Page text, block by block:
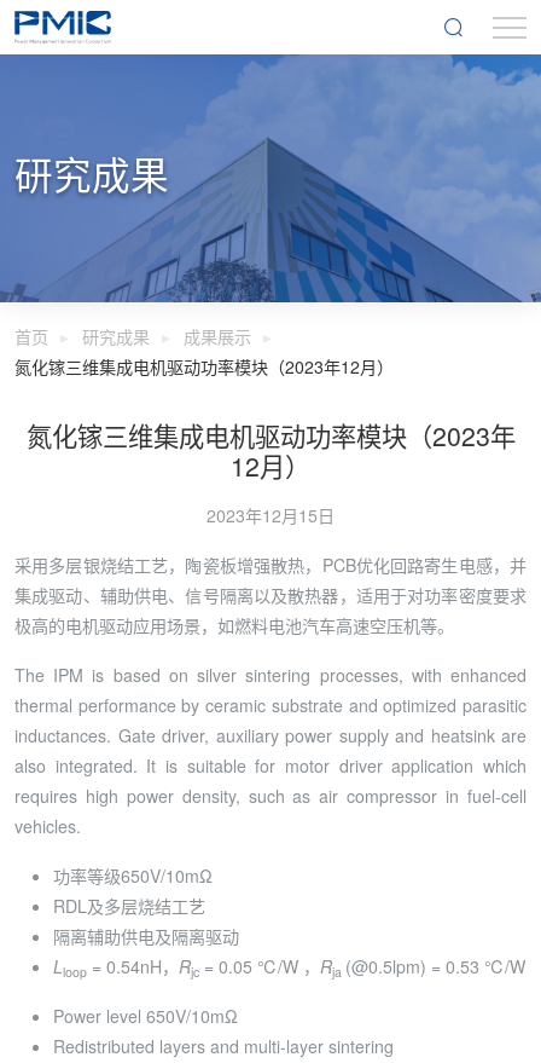
研究成果
首页 研究成果
成果展示
氮化镓三维集成电机驱动功率模块（2023年12月）
氮化镓三维集成电机驱动功率模块（2023年
12月）
2023年12月15日
采用多层银烧结工艺，陶瓷板增强散热，PCB优化回路寄生电感，并
集成驱动、辅助供电、信号隔离以及散热器，适用于对功率密度要求
极高的电机驱动应用场景，如燃料电池汽车高速空压机等。
The IPM is based on silver sintering processes, with enhanced
thermal performance by ceramic substrate and optimized parasitic
inductances. Gate driver, auxiliary power supply and heatsink are
also integrated. It is suitable for motor driver application which
requires high power density, such as air compressor in fuel-cell
vehicles.
功率等级650V/10mΩ
RDL及多层烧结工艺
隔离辅助供电及隔离驱动
Lloop = 0.54nH， Rjc = 0.05 ℃/W ， Rja (@0.5lpm) = 0.53 ℃/W
Power level 650V/10mΩ
Redistributed layers and multi-layer sintering